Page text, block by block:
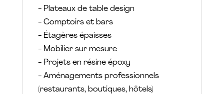
- Plateaux de table design
- Comptoirs et bars
- Étagères épaisses
- Mobilier sur mesure
- Projets en résine époxy
- Aménagements professionnels
(restaurants, boutiques, hôtels)